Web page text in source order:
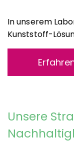
In unserem
Kunststoff-
Unsere